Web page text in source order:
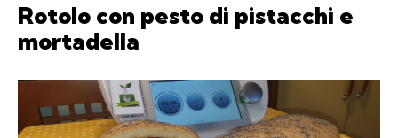
Rotolo con pesto di pistacchi e
mortadella